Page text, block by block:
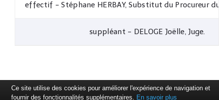
effectif - Stéphane HERBAY, Substitut du Procureur
suppléant - DELOGE Joëlle, Juge.
Ce site utilise des cookies pour améliorer l'expérience de navigation et
fournir des fonctionnalités supplémentaires. En savoir plus